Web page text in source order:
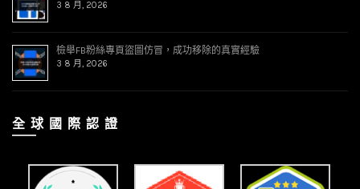
3 8 月, 2026
檢舉FB粉絲專頁盜圖仿冒，成功移除的真實經驗
3 8 月, 2026
全 球 國 際 認 證